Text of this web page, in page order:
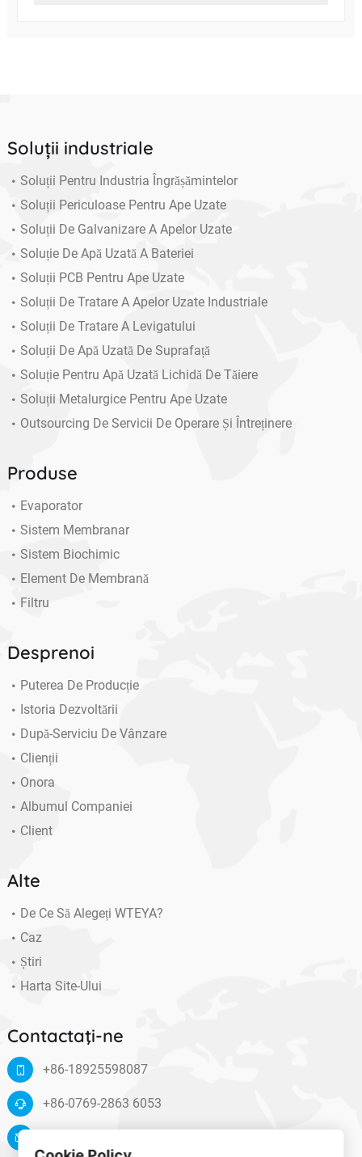
Soluții industriale
Soluții Pentru Industria Îngrășămintelor
Soluții Periculoase Pentru Ape Uzate
Soluții De Galvanizare A Apelor Uzate
Soluție De Apă Uzată A Bateriei
Soluții PCB Pentru Ape Uzate
Soluții De Tratare A Apelor Uzate Industriale
Soluții De Tratare A Levigatului
Soluții De Apă Uzată De Suprafață
Soluție Pentru Apă Uzată Lichidă De Tăiere
Soluții Metalurgice Pentru Ape Uzate
Outsourcing De Servicii De Operare Și Întreținere
Produse
Evaporator
Sistem Membranar
Sistem Biochimic
Element De Membrană
Filtru
Desprenoi
Puterea De Producție
Istoria Dezvoltării
După-Serviciu De Vânzare
Clienții
Onora
Albumul Companiei
Client
Alte
De Ce Să Alegeți WTEYA?
Caz
Știri
Harta Site-Ului
Contactaţi-ne
+86-18925598087
+86-0769-2863 6053